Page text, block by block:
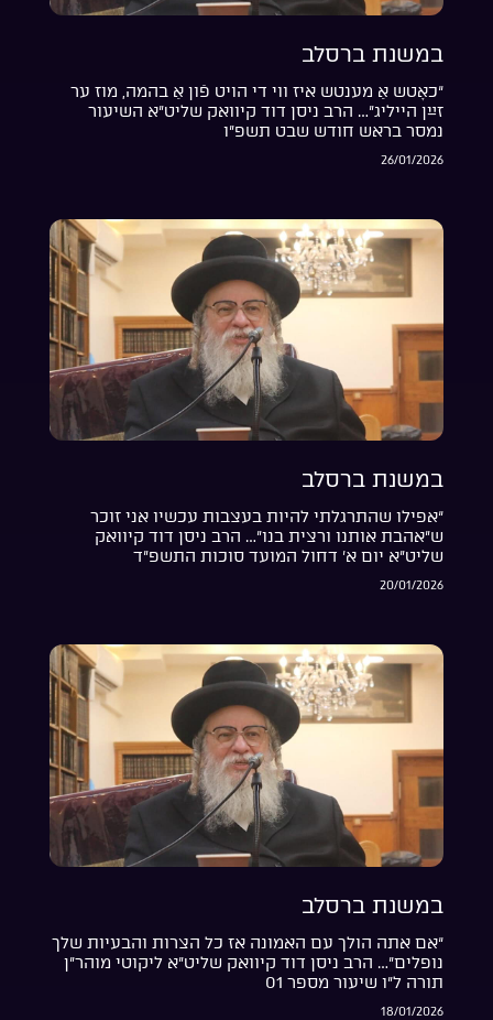
במשנת ברסלב
“כאָטש אַ מענטש איז ווי די הויט פֿון אַ בהמה, מוז ער
זײַן הייליג”… הרב ניסן דוד קיוואק שליט”א השיעור
נמסר בראש חודש שבט תשפ”ו
26/01/2026
במשנת ברסלב
“אפילו שהתרגלתי להיות בעצבות עכשיו אני זוכר
ש”אהבת אותנו ורצית בנו”… הרב ניסן דוד קיוואק
שליט”א יום א’ דחול המועד סוכות התשפ”ד
20/01/2026
במשנת ברסלב
“אם אתה הולך עם האמונה אז כל הצרות והבעיות שלך
נופלים”… הרב ניסן דוד קיוואק שליט”א ליקוטי מוהר”ן
תורה ל”ו שיעור מספר 01
18/01/2026